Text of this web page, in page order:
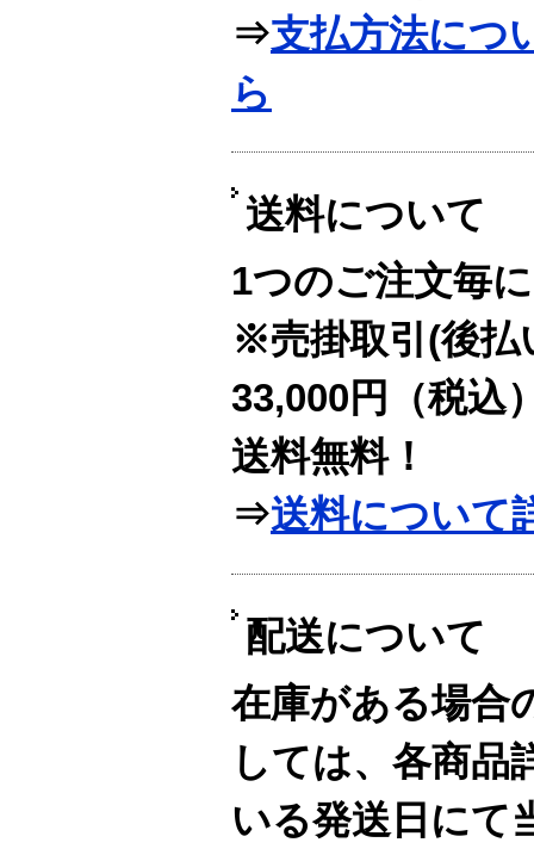
⇒支払方法につ
ら
送料について
1つのご注文毎に
※売掛取引(後払
33,000円（税込
送料無料！
⇒送料について
配送について
在庫がある場合
しては、各商品
いる発送日にて